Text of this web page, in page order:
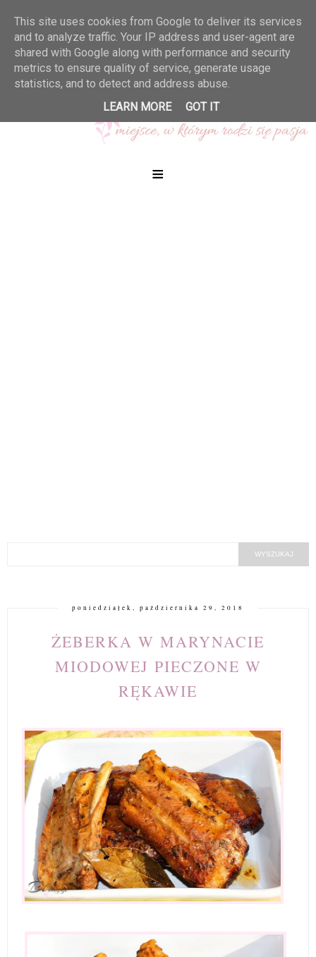
≡
poniedziałek, października 29, 2018
ŻEBERKA W MARYNACIE
MIODOWEJ PIECZONE W
RĘKAWIE
This site uses cookies from Google to deliver its services
and to analyze traffic. Your IP address and user-agent are
shared with Google along with performance and security
metrics to ensure quality of service, generate usage
statistics, and to detect and address abuse.
LEARN MORE
GOT IT